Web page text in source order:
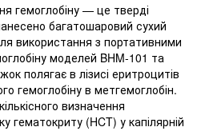
гемоглобіну — це тверді
багатошаровий сухий
використання з портативними
моделей BHM-101 та
полягає в лізисі еритроцитів
гемоглобіну в метгемоглобін.
визначення
гематокриту (HCT) у капілярній